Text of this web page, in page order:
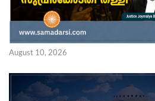
August 10, 2026